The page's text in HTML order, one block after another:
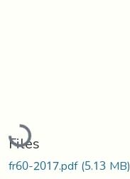
Loading...
Files
fr60-2017.pdf(5.13 MB)